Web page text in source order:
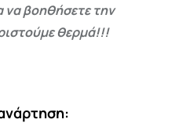
να βοηθήσετε την
θερμά!!!